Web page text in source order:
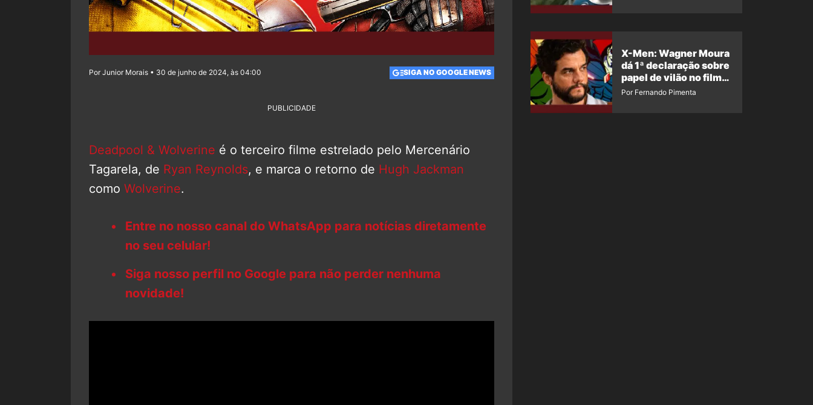
Por Junior Morais • 30 de junho de 2024, às 04:00 SIGA NO GOOGLE NEWS
PUBLICIDADE
Deadpool & Wolverine é o terceiro filme estrelado pelo Mercenário
Tagarela, de Ryan Reynolds, e marca o retorno de Hugh Jackman
como Wolverine.
Entre no nosso canal do WhatsApp para notícias diretamente
no seu celular!
Siga nosso perfil no Google para não perder nenhuma
novidade!
X-Men: Wagner Moura
dá 1ª declaração sobre
papel de vilão no filme
da Marvel
Por Fernando Pimenta